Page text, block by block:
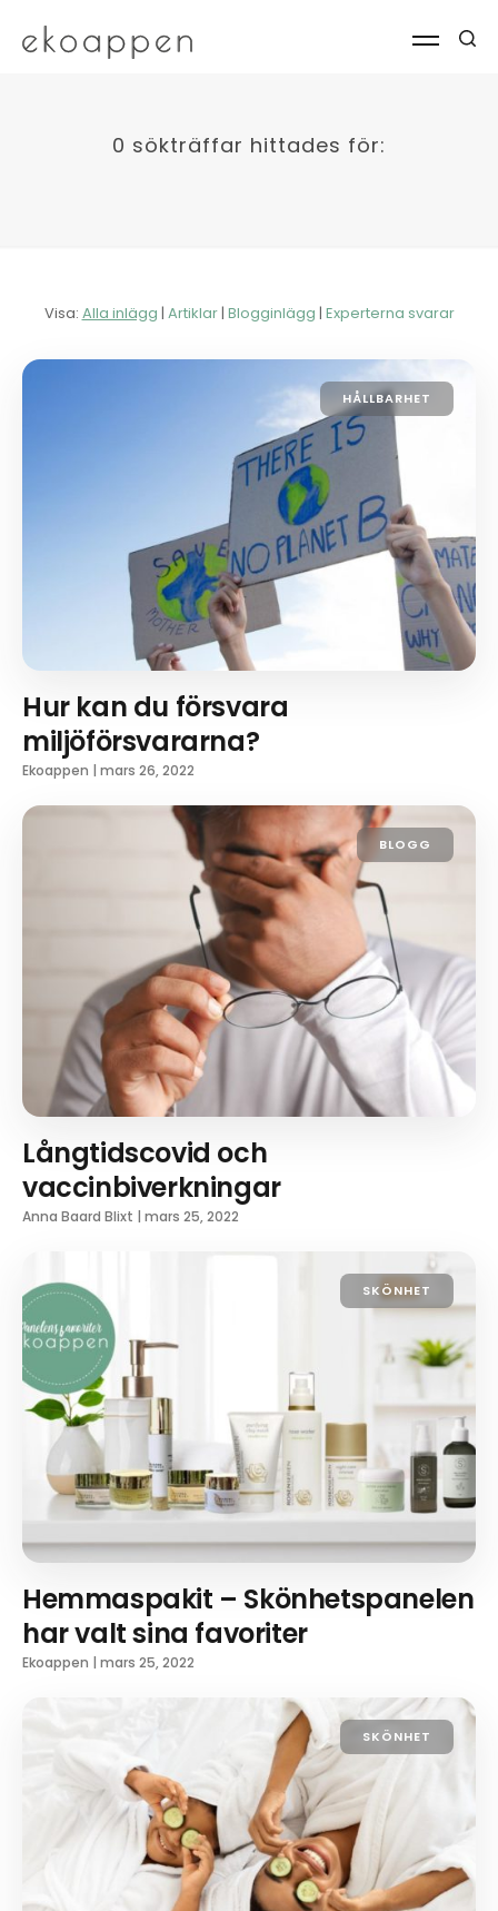
0 sökträffar hittades för:
Visa: Alla inlägg | Artiklar| Blogginlägg | Experterna svarar
HÅLLBARHET
Hur kan du försvara
miljöförsvararna?
Ekoappen | mars 26, 2022
BLOGG
Långtidscovid och
vaccinbiverkningar
Anna Baard Blixt | mars 25, 2022
SKÖNHET
Hemmaspakit – Skönhetspanelen
har valt sina favoriter
Ekoappen | mars 25, 2022
SKÖNHET